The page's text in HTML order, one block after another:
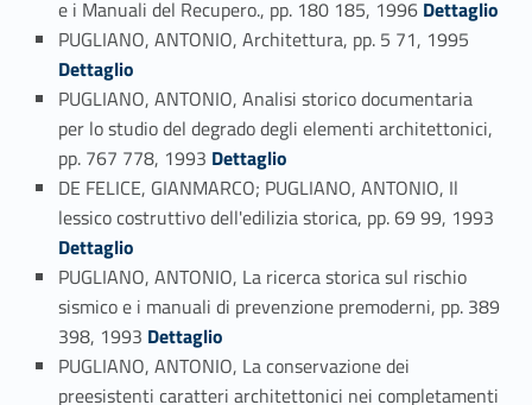
e i Manuali del Recupero., pp. 180 185, 1996 Dettaglio
PUGLIANO, ANTONIO, Architettura, pp. 5 71, 1995Link identifier #identifier_person_151111-92
Dettaglio
PUGLIANO, ANTONIO, Analisi storico documentaria
per lo studio del degrado degli elementi architettonici,
pp. 767 778, 1993 Link identifier #identifier_person_167590-93
Dettaglio
DE FELICE, GIANMARCO; PUGLIANO, ANTONIO, Il
lessico costruttivo dell'edilizia storica, pp. 69 99, 1993
Dettaglio
PUGLIANO, ANTONIO, La ricerca storica sul rischio
sismico e i manuali di prevenzione premoderni, pp. 389
398, 1993 Link identifier #identifier_person_14055-95
Dettaglio
PUGLIANO, ANTONIO, La conservazione dei
preesistenti caratteri architettonici nei completamenti